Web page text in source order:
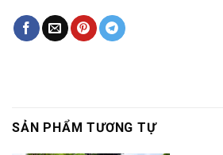
SẢN PHẨM TƯƠNG TỰ